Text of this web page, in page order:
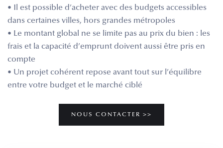
• Il est possible d’acheter avec des budgets accessibles
dans certaines villes, hors grandes métropoles
• Le montant global ne se limite pas au prix du bien : les
frais et la capacité d’emprunt doivent aussi être pris en
compte
• Un projet cohérent repose avant tout sur l’équilibre
entre votre budget et le marché ciblé
NOUS CONTACTER >>